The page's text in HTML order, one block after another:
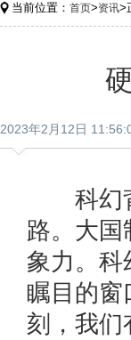
当前位置： 首页>资讯>
2023年2月12日
科幻背
路。大
象力。科
瞩目的
刻，我们